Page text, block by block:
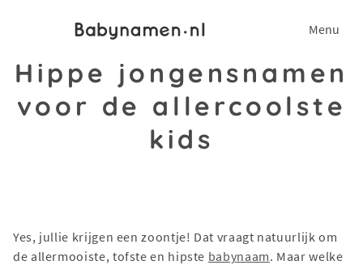
Menu
Hippe jongensnamen
voor de allercoolste
kids
Yes, jullie krijgen een zoontje! Dat vraagt natuurlijk om
de allermooiste, tofste en hipste babynaam. Maar welke